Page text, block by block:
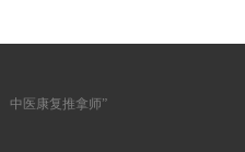
中医康复推拿师”